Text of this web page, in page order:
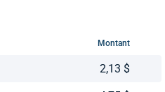
Montant
2,13 $